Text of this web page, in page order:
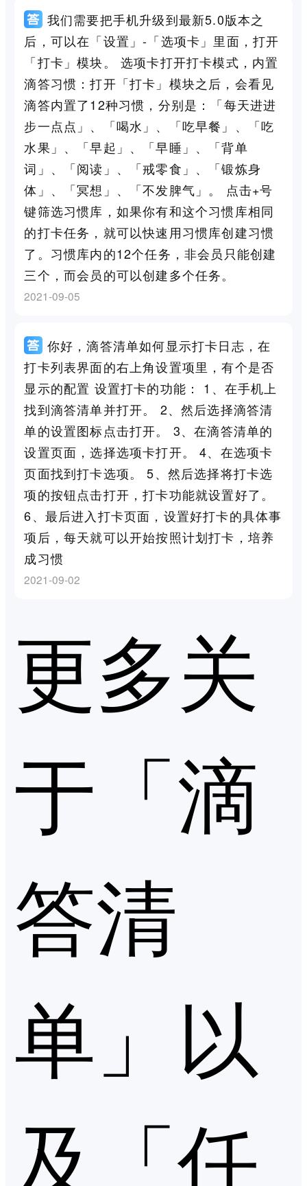
我们需要把手机升级到最新5.0版本之
后，可以在「设置」-「选项卡」里面，打开
「打卡」模块。 选项卡打开打卡模式，内置
滴答习惯：打开「打卡」模块之后，会看见
滴答内置了12种习惯，分别是：「每天进进
步一点点」、「喝水」、「吃早餐」、「吃
水果」、「早起」、「早睡」、「背单
词」、「阅读」、「戒零食」、「锻炼身
体」、「冥想」、「不发脾气」。 点击+号
键筛选习惯库，如果你有和这个习惯库相同
的打卡任务，就可以快速用习惯库创建习惯
了。习惯库内的12个任务，非会员只能创建
三个，而会员的可以创建多个任务。
2021-09-05
你好，滴答清单如何显示打卡日志，在
打卡列表界面的右上角设置项里，有个是否
显示的配置 设置打卡的功能： 1、在手机上
找到滴答清单并打开。 2、然后选择滴答清
单的设置图标点击打开。 3、在滴答清单的
设置页面，选择选项卡打开。 4、在选项卡
页面找到打卡选项。 5、然后选择将打卡选
项的按钮点击打开，打卡功能就设置好了。
6、最后进入打卡页面，设置好打卡的具体事
项后，每天就可以开始按照计划打卡，培养
成习惯
2021-09-02
更多关
于「滴
答清
单」以
及「任